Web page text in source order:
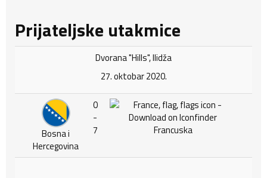
Prijateljske utakmice
Dvorana "Hills", Ilidža
27. oktobar 2020.
Bosna i
Hercegovina
0
-
7
Francuska